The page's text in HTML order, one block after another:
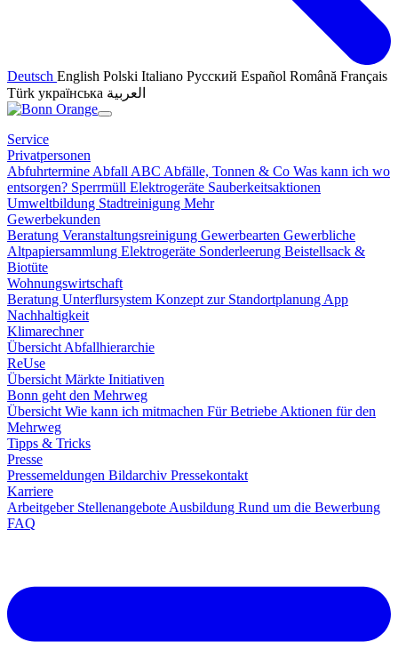
Deutsch English Polski Italiano Русский Español Română Français
Türk українська العربية
Service
Privatpersonen
Abfuhrtermine Abfall ABC Abfälle, Tonnen & Co Was kann ich wo
entsorgen? Sperrmüll Elektrogeräte Sauberkeitsaktionen
Umweltbildung Stadtreinigung Mehr
Gewerbekunden
Beratung Veranstaltungsreinigung Gewerbearten Gewerbliche
Altpapiersammlung Elektrogeräte Sonderleerung Beistellsack &
Biotüte
Wohnungswirtschaft
Beratung Unterflursystem Konzept zur Standortplanung App
Nachhaltigkeit
Klimarechner
Übersicht Abfallhierarchie
ReUse
Übersicht Märkte Initiativen
Bonn geht den Mehrweg
Übersicht Wie kann ich mitmachen Für Betriebe Aktionen für den
Mehrweg
Tipps & Tricks
Presse
Pressemeldungen Bildarchiv Pressekontakt
Karriere
Arbeitgeber Stellenangebote Ausbildung Rund um die Bewerbung
FAQ